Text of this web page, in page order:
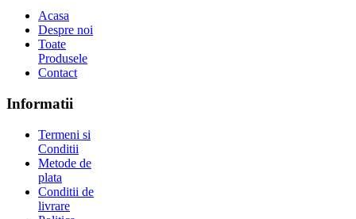
Acasa
Despre noi
Toate
Produsele
Contact
Informatii
Termeni si
Conditii
Metode de
plata
Conditii de
livrare